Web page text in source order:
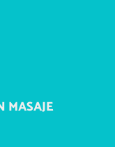
MASAJE